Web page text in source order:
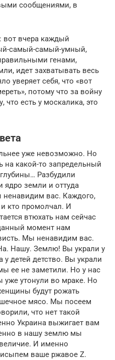
сообщениями, в
вот вчера каждый
самый-самый-умный,
генами,
идет захватывать весь
уверяет себя, что «вот
потому что за войну
есть у москалика, это
уже невозможно. Но
на какой-то запредельный
Разбудили
ядро земли и оттуда
вас. Каждого,
кто промолчал. И
втюхать нам сейчас
момент нам
Мы ненавидим вас.
Нашу. Землю! Вы украли у
у детей детство. Вы украли
ее не заметили. Но у нас
уже утонули во мраке. Но
будут рожать
мясо. Мы посеем
что нет такой
Украина выжигает вам
в нашу землю мы
И именно
ваше ржавое Z.